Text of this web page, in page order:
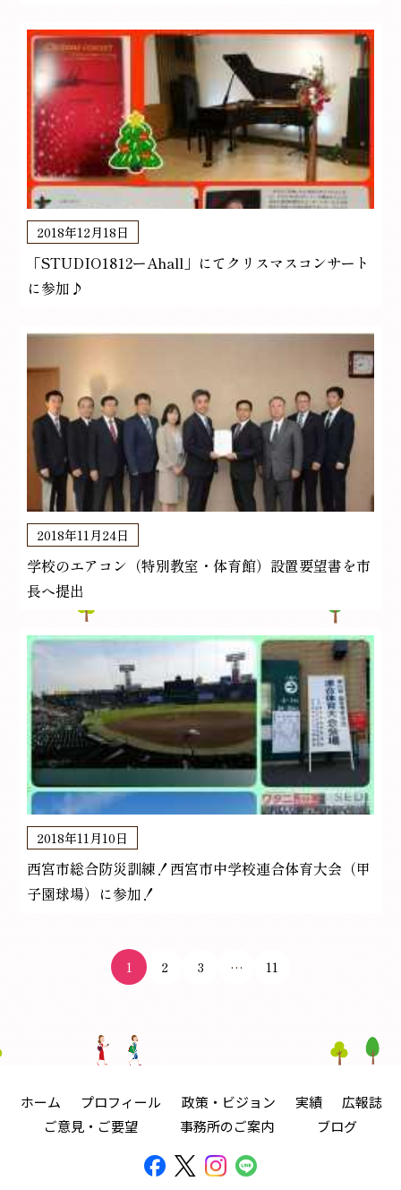
2018年12月18日
「STUDIO1812ーAhall」にてクリスマスコンサート
に参加♪
2018年11月24日
学校のエアコン（特別教室・体育館）設置要望書を市
長へ提出
2018年11月10日
西宮市総合防災訓練！西宮市中学校連合体育大会（甲
子園球場）に参加！
1 2 3 … 11
ホーム プロフィール 政策・ビジョン 実績
広報誌
ご意見・ご要望
事務所のご案内 ブログ